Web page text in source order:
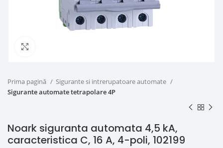
Prima pagină
Sigurante si intrerupatoare automate
Sigurante automate tetrapolare 4P
Noark siguranta automata 4,5 kA,
caracteristica C, 16 A, 4-poli, 102199